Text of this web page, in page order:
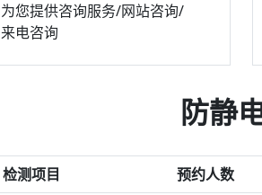
为您提供咨询服务/网站咨询/
来电咨询
防静
检测项目 预约人数